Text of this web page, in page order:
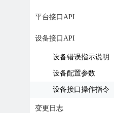
平台接口API
设备接口API
设备错误指示说明
设备配置参数
设备接口操作指令
变更日志